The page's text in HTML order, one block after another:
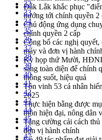
Đắk Lắk khắc phục
hướng tới chính quyền 2
Chủ động ứng dụng
chính quyền 2 cấp
Công bố các nghị
máy và đơn vị hành
Kỳ họp thứ Mười,
sàng toàn diện để chính
thông suốt, hiệu quả
Tôn vinh 53 cá nhân
2025
Thực hiện bằng được
thôn hiện đại, nông dân
Tăng cường cải cách
đơn vị hành chính
32
33
34
35
36
37
38
39
40
41
42
43
44
45
46
47